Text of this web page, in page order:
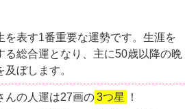
を表す1番重要な運勢です。生涯を
る総合運となり、主に50歳以降の晩
ぼします。
んの人運は27画の3つ星 ！